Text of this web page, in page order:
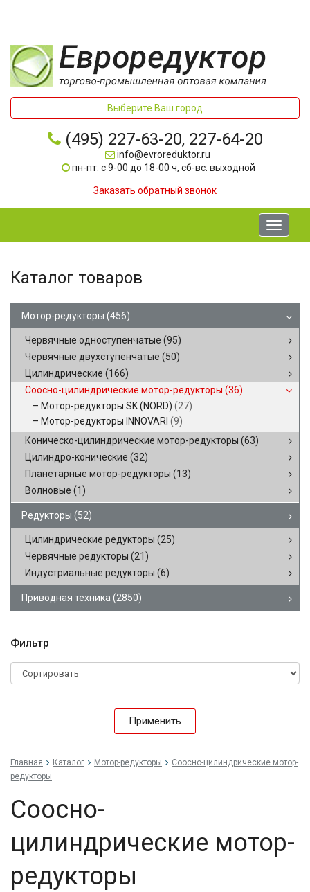
Выберите Ваш город
(495) 227-63-20, 227-64-20
info@evroreduktor.ru
пн-пт: с 9-00 до 18-00 ч, сб-вс: выходной
Заказать обратный звонок
Toggle
Каталог товаров
Мотор-редукторы (456)
Червячные одноступенчатые (95)
Червячные двухступенчатые (50)
Цилиндрические (166)
Соосно-цилиндрические мотор-редукторы (36)
Мотор-редукторы SK (NORD) (27)
Мотор-редукторы INNOVARI (9)
Коническо-цилиндрические мотор-редукторы (63)
Цилиндро-конические (32)
Планетарные мотор-редукторы (13)
Волновые (1)
Редукторы (52)
Цилиндрические редукторы (25)
Червячные редукторы (21)
Индустриальные редукторы (6)
Приводная техника (2850)
Фильтр
Применить
Главная Каталог Мотор-редукторы
Соосно-цилиндрические мотор-
редукторы
Соосно-
цилиндрические мотор-
редукторы